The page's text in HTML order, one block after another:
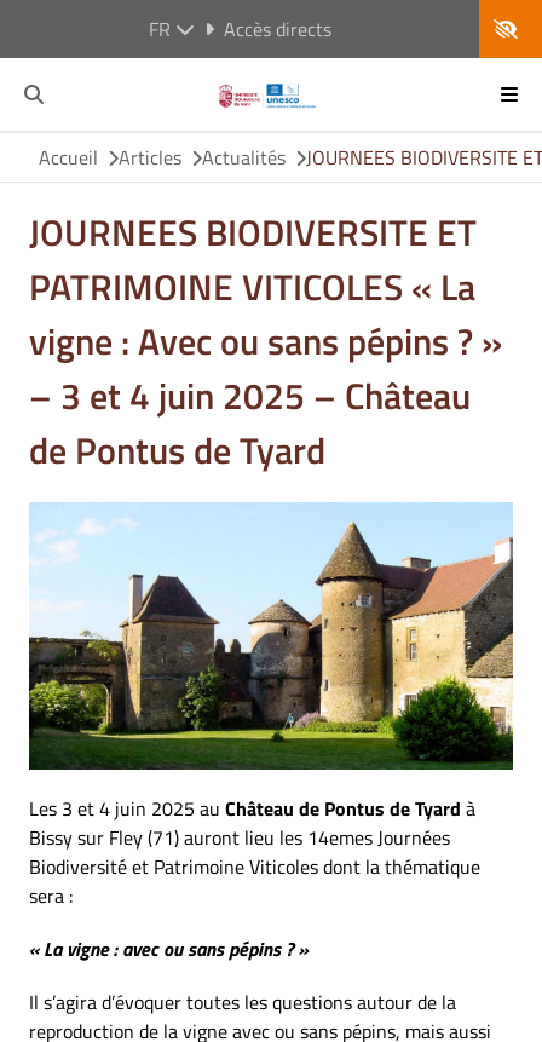
FR Accès directs
Accueil Articles Actualités JOURNEES BIODIVERSITE
JOURNEES BIODIVERSITE ET
PATRIMOINE VITICOLES « La
vigne : Avec ou sans pépins ? »
– 3 et 4 juin 2025 – Château
de Pontus de Tyard
Les 3 et 4 juin 2025 au Château de Pontus de Tyard à
Bissy sur Fley (71) auront lieu les 14emes Journées
Biodiversité et Patrimoine Viticoles dont la thématique
sera :
« La vigne : avec ou sans pépins ? »
Il s’agira d’évoquer toutes les questions autour de la
reproduction de la vigne avec ou sans pépins, mais aussi